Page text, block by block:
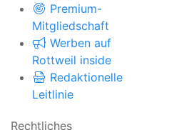
Premium-
Mitgliedschaft
Werben auf
Rottweil inside
Redaktionelle
Leitlinie
Rechtliches